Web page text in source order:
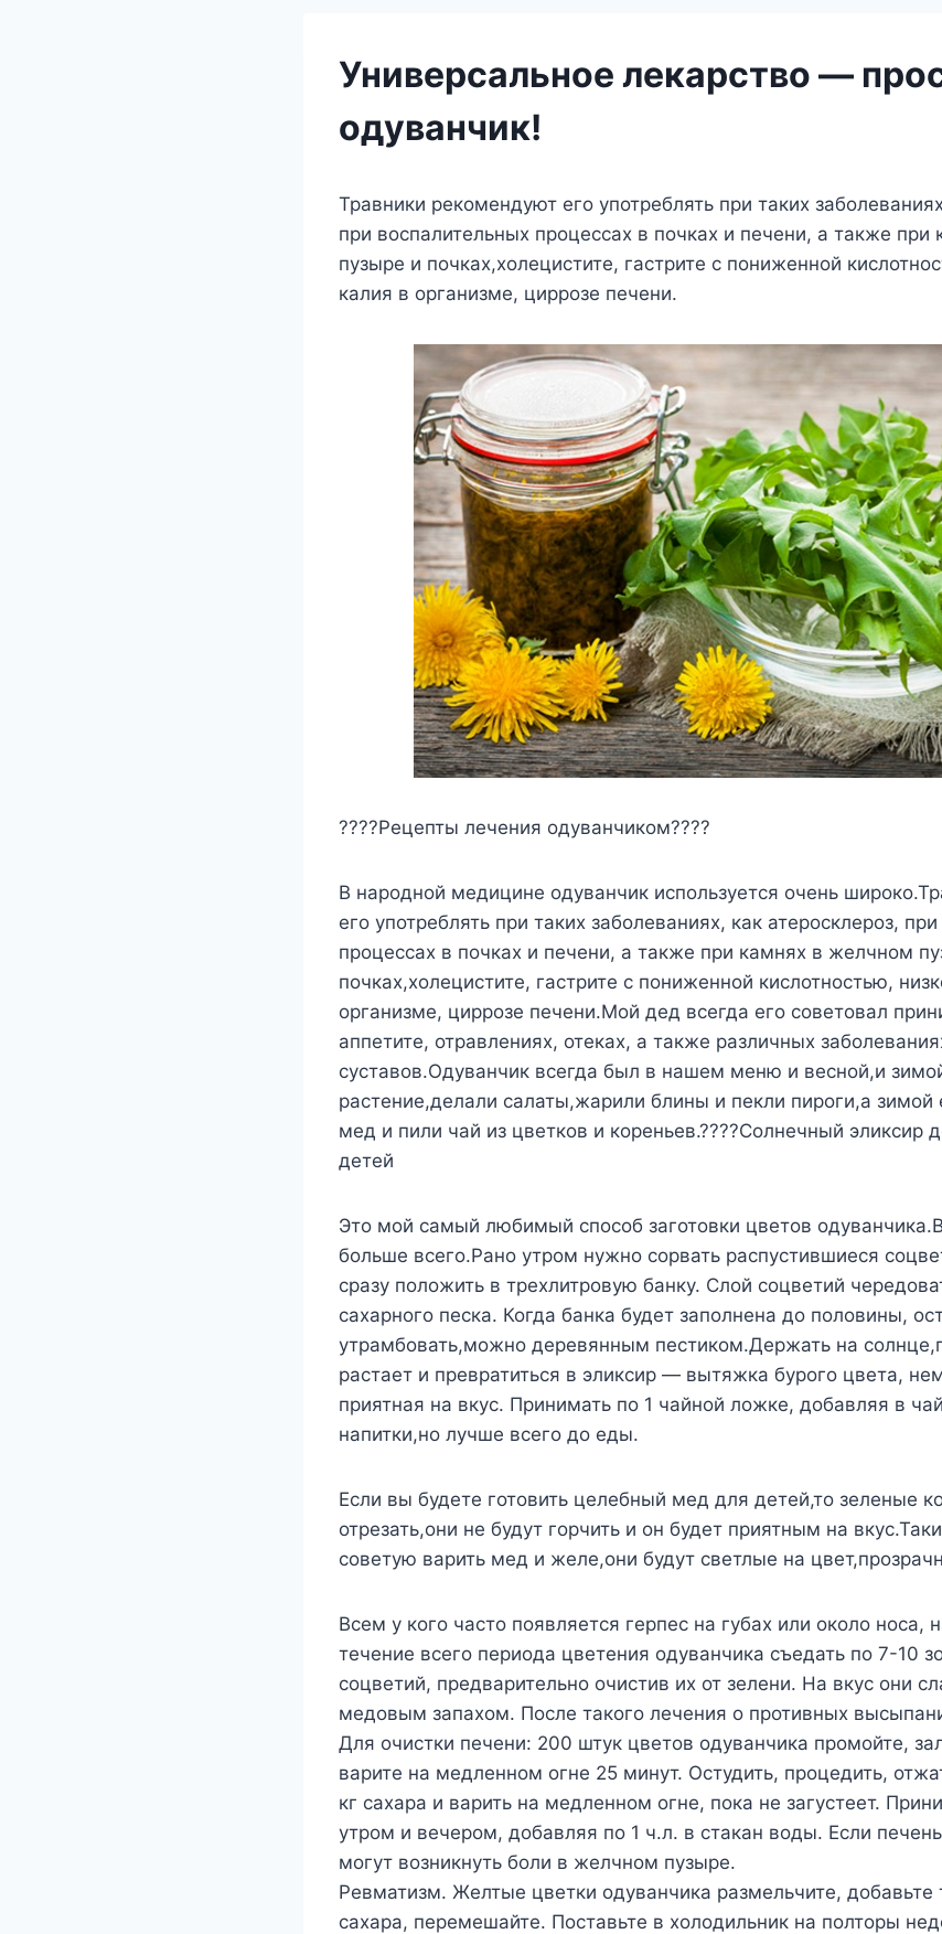
Универсальное лекарство —
одуванчик!
Травники рекомендуют его употреблять при таких
при воспалительных процессах в почках и печени, а также
пузыре и почках,холецистите, гастрите с пониженной
калия в организме, циррозе печени.
????Рецепты лечения одуванчиком????
В народной медицине одуванчик используется очень
его употреблять при таких заболеваниях, как атеросклероз,
процессах в почках и печени, а также при камнях в желчном
почках,холецистите, гастрите с пониженной кислотностью,
организме, циррозе печени.Мой дед всегда его советовал
аппетите, отравлениях, отеках, а также различных
суставов.Одуванчик всегда был в нашем меню и весной,и
растение,делали салаты,жарили блины и пекли пироги,а зимой
мед и пили чай из цветков и кореньев.????Солнечный эликсир
детей
Это мой самый любимый способ заготовки цветов
больше всего.Рано утром нужно сорвать распустившиеся
сразу положить в трехлитровую банку. Слой соцветий
сахарного песка. Когда банка будет заполнена до половины,
утрамбовать,можно деревянным пестиком.Держать на
растает и превратиться в эликсир — вытяжка бурого цвета,
приятная на вкус. Принимать по 1 чайной ложке, добавляя в
напитки,но лучше всего до еды.
Если вы будете готовить целебный мед для детей,то зеленые
отрезать,они не будут горчить и он будет приятным на
советую варить мед и желе,они будут светлые на
Всем у кого часто появляется герпес на губах или около носа,
течение всего периода цветения одуванчика съедать по 7-10
соцветий, предварительно очистив их от зелени. На вкус они
медовым запахом. После такого лечения о противных
Для очистки печени: 200 штук цветов одуванчика промойте,
варите на медленном огне 25 минут. Остудить, процедить,
кг сахара и варить на медленном огне, пока не загустеет.
утром и вечером, добавляя по 1 ч.л. в стакан воды. Если
могут возникнуть боли в желчном пузыре.
Ревматизм. Желтые цветки одуванчика размельчите, добавьте
сахара, перемешайте. Поставьте в холодильник на полторы